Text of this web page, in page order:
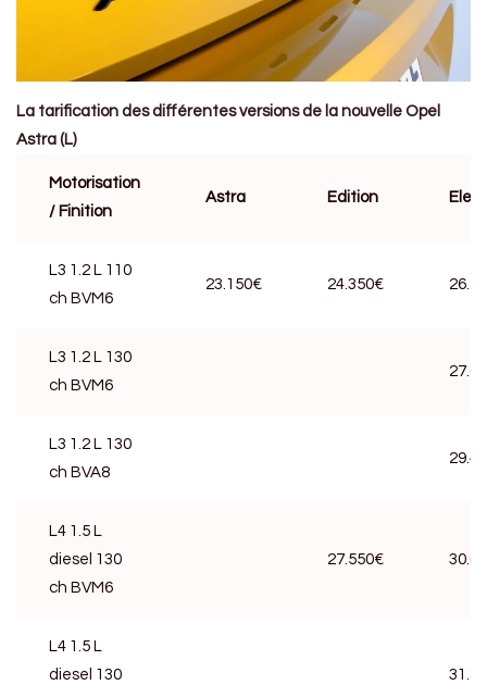
La tarification des différentes versions de la nouvelle Opel
Astra (L)
Motorisation
/ Finition
Astra Edition
L3 1.2 L 110
ch BVM6
23.150€ 24.350€
L3 1.2 L 130
ch BVM6
L3 1.2 L 130
ch BVA8
L4 1.5 L
diesel 130
ch BVM6
27.550€
L4 1.5 L
diesel 130